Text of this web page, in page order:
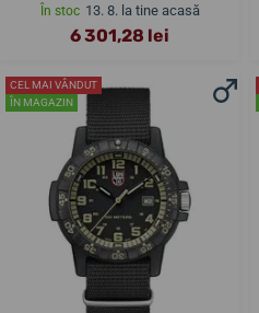
În stoc 13. 8. la tine acasă
6 301,28 lei
CEL MAI VÂNDUT
ÎN MAGAZIN